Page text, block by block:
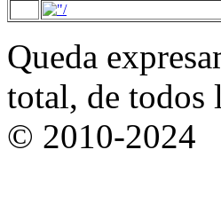
Queda
total, de todos
© 2010-2024